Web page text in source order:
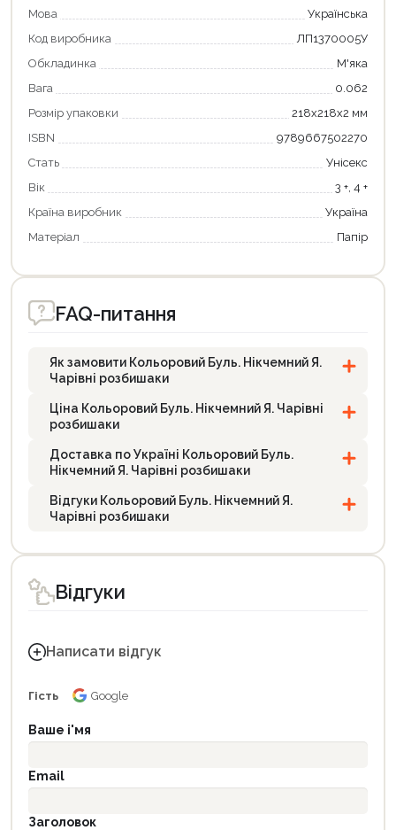
Мова
Українська
Код виробника
ЛП1370005У
Обкладинка
М'яка
Вага
0.062
Розмір упаковки
218х218х2 мм
ISBN
9789667502270
Стать
Унісекс
Вік
3 +, 4 +
Країна виробник
Україна
Матеріал
Папір
FAQ-питання
Як замовити Кольоровий Буль. Нікчемний Я.
Чарівні розбишаки
Ціна Кольоровий Буль. Нікчемний Я. Чарівні
розбишаки
Доставка по Україні Кольоровий Буль.
Нікчемний Я. Чарівні розбишаки
Відгуки Кольоровий Буль. Нікчемний Я.
Чарівні розбишаки
Відгуки
Написати відгук
Гість Google
Ваше і'мя
Email
Заголовок
Продовжити покупки